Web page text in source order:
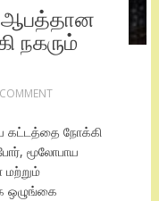
ஆபத்தான
நகரும்
கட்டத்தை நோக்கி
மூலோபாய
மற்றும்
ஒழுங்கை